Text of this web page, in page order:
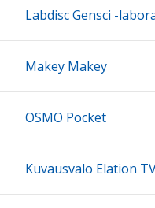
Labdisc Gensci -
Makey Makey
OSMO Pocket
Kuvausvalo Elation